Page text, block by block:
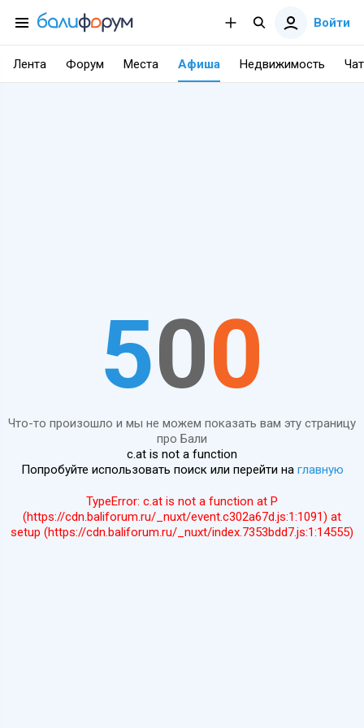
Войти
Лента Форум Места Афиша Недвижимость Чат
500
Что-то произошло и мы не можем показать вам эту страницу
про Бали
c.at is not a function
Попробуйте использовать поиск или перейти на главную
TypeError: c.at is not a function at P
(https://cdn.baliforum.ru/_nuxt/event.c302a67d.js:1:1091) at
setup (https://cdn.baliforum.ru/_nuxt/index.7353bdd7.js:1:14555)